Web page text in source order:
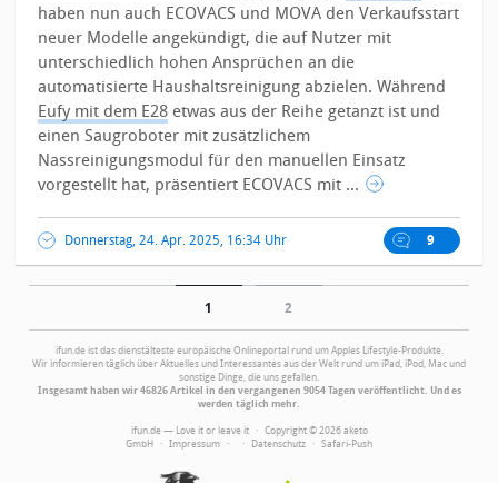
haben nun auch ECOVACS und MOVA den Verkaufsstart
neuer Modelle angekündigt, die auf Nutzer mit
unterschiedlich hohen Ansprüchen an die
automatisierte Haushaltsreinigung abzielen.Während
Eufy mit dem E28 etwas aus der Reihe getanzt ist und
einen Saugroboter mit zusätzlichem
Nassreinigungsmodul für den manuellen Einsatz
vorgestellt hat, präsentiert ECOVACS mit ...
Donnerstag, 24. Apr. 2025, 16:34 Uhr 9
1 2
ifun.de ist das dienstälteste europäische Onlineportal rund um Apples Lifestyle-Produkte.
Wir informieren täglich über Aktuelles und Interessantes aus der Welt rund um iPad, iPod, Mac und
sonstige Dinge, die uns gefallen.
Insgesamt haben wir 46826 Artikel in den vergangenen 9054 Tagen veröffentlicht. Und es
werden täglich mehr.
ifun.de — Love it or leave it · Copyright © 2026 aketo
GmbH · Impressum · · Datenschutz · Safari-Push